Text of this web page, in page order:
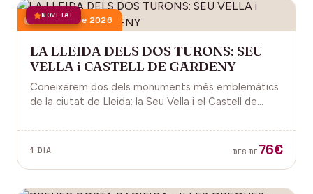
NOVETAT
21 novembre 2026
LA LLEIDA DELS DOS TURONS: SEU
VELLA i CASTELL DE GARDENY
Coneixerem dos dels monuments més emblemàtics
de la ciutat de Lleida: la Seu Vella i el Castell de
1 DIA DES DE 76€